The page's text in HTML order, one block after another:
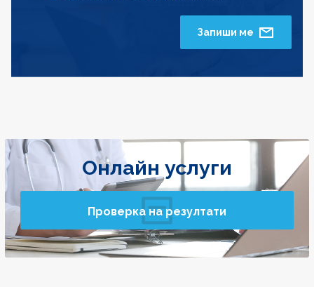
Запиши ме
Онлайн услуги
Проверка на резултати